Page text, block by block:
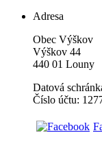
Adresa
Obec Výškov
Výškov 44
440 01 Louny
Datová
Číslo účtu: